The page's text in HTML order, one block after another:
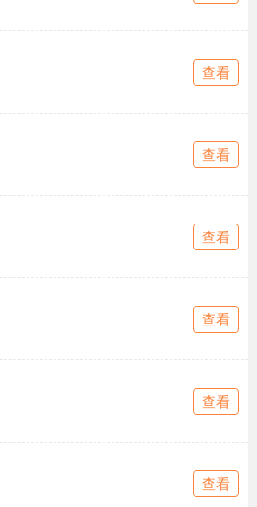
查看
查看
查看
查看
查看
查看